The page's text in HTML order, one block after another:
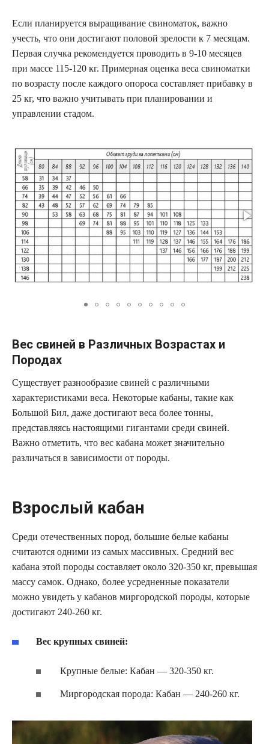
Если планируется выращивание свиноматок, важно
учесть, что они достигают половой зрелости к 7 месяцам.
Первая случка рекомендуется проводить в 9-10 месяцев
при массе 115-120 кг. Примерная оценка веса свиноматки
по возрасту после каждого опороса составляет прибавку в
25 кг, что важно учитывать при планировании и
управлении стадом.
Вес свиней в Различных Возрастах и
Породах
Существует разнообразие свиней с различными
характеристиками веса. Некоторые кабаны, такие как
Большой Бил, даже достигают веса более тонны,
представляясь настоящими гигантами среди свиней.
Важно отметить, что вес кабана может значительно
различаться в зависимости от породы.
Взрослый кабан
Среди отечественных пород, большие белые кабаны
считаются одними из самых массивных. Средний вес
кабана этой породы составляет около 320-350 кг, превышая
массу самок. Однако, более усредненные показатели
можно увидеть у кабанов миргородской породы, которые
достигают 240-260 кг.
Вес крупных свиней:
Крупные белые: Кабан — 320-350 кг.
Миргородская порода: Кабан — 240-260 кг.